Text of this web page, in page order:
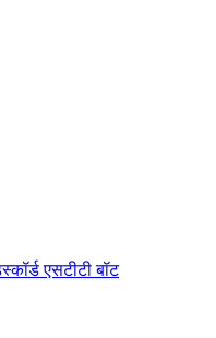
एसटीटी बॉट